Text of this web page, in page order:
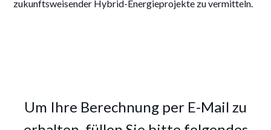
zukunftsweisender Hybrid-Energieprojekte zu vermitteln.
Um Ihre Berechnung per E-Mail zu